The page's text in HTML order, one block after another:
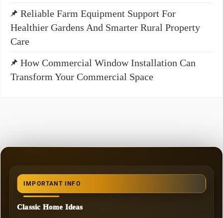
Reliable Farm Equipment Support For
Healthier Gardens And Smarter Rural Property
Care
How Commercial Window Installation Can
Transform Your Commercial Space
IMPORTANT INFO
Classic Home Ideas